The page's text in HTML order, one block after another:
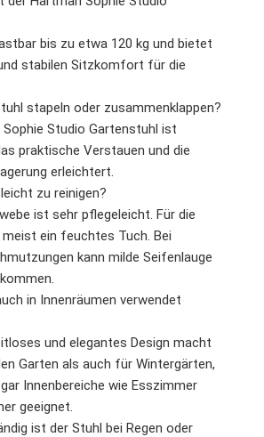
bis zu etwa 120 kg und bietet
stabilen Sitzkomfort für die
stapeln oder zusammenklappen?
Studio Gartenstuhl ist
praktische Verstauen und die
erleichtert.
zu reinigen?
ist sehr pflegeleicht. Für die
meist ein feuchtes Tuch. Bei
kann milde Seifenlauge
in Innenräumen verwendet
und elegantes Design macht
Garten als auch für Wintergärten,
Innenbereiche wie Esszimmer
geeignet.
ist der Stuhl bei Regen oder